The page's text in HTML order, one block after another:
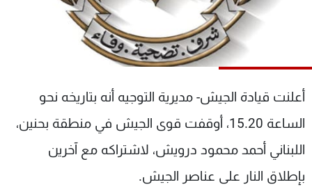
أعلنت قيادة الجيش- مديرية التوجيه أنه بتاريخه نحو
الساعة 15.20، أوقفت قوى الجيش في منطقة بحنين،
اللبناني أحمد محمود درويش، لاشتراكه مع آخرين
بإطلاق النار على عناصر الجيش.
جدول البرامج
شاهد البرامج
عن MTV
لاعلاناتكم
وظائف
شروط الإسـتخدام